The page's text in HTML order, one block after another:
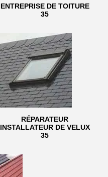
ENTREPRISE DE TOITURE
35
RÉPARATEUR
INSTALLATEUR DE VELUX
35